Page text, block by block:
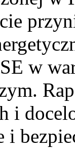
w
i
i